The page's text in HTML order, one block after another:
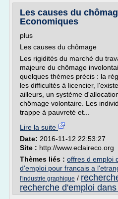
Les causes du
Economiques
plus
Les causes du chômage
Les rigidités du marché du
majeure du chômage
quelques thèmes précis : la
les difficultés à licencier,
ailleurs, un système
chômage volontaire. Les
trappe à pauvreté et...
Lire la suite
Date: 2016-11-12 22:53:27
Site : http://www.eclaireco.org
Thèmes liés : offres d emploi
d'emploi pour francais a
l'industrie graphique /
recherche d'emploi